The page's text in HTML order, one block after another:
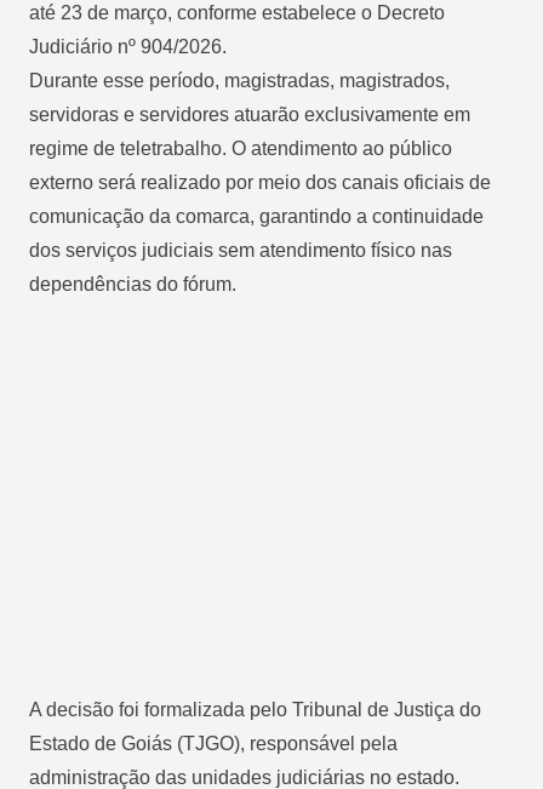
até 23 de março, conforme estabelece o Decreto
Judiciário nº 904/2026.
Durante esse período, magistradas, magistrados,
servidoras e servidores atuarão exclusivamente em
regime de teletrabalho. O atendimento ao público
externo será realizado por meio dos canais oficiais de
comunicação da comarca, garantindo a continuidade
dos serviços judiciais sem atendimento físico nas
dependências do fórum.
A decisão foi formalizada pelo Tribunal de Justiça do
Estado de Goiás (TJGO), responsável pela
administração das unidades judiciárias no estado.